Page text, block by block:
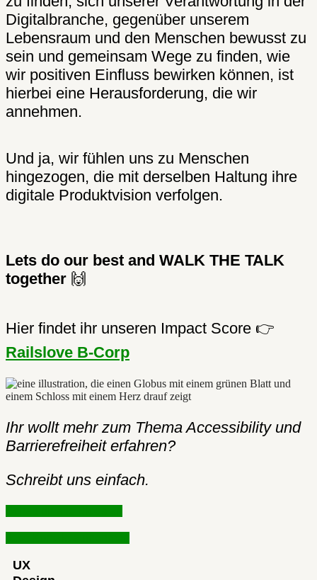
Digitalbranche, gegenüber unserem
Lebensraum und den Menschen bewusst zu
sein und gemeinsam Wege zu finden, wie
wir positiven Einfluss bewirken können, ist
hierbei eine Herausforderung, die wir
annehmen.
Und ja, wir fühlen uns zu Menschen
hingezogen, die mit derselben Haltung ihre
digitale Produktvision verfolgen.
Lets do our best and WALK THE TALK
together 🙌
Hier findet ihr unseren Impact Score 👉
Railslove B-Corp
Ihr wollt mehr zum Thema Accessibility und
Barrierefreiheit erfahren?
Schreibt uns einfach.
UX